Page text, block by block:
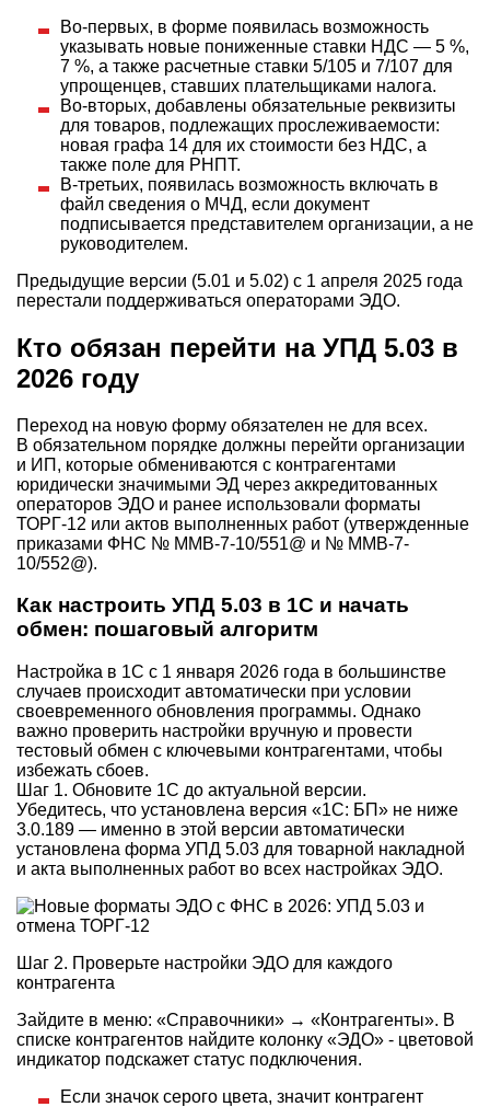
Во-первых, в форме появилась возможность
указывать новые пониженные ставки НДС — 5 %,
7 %, а также расчетные ставки 5/105 и 7/107 для
упрощенцев, ставших плательщиками налога.
Во-вторых, добавлены обязательные реквизиты
для товаров, подлежащих прослеживаемости:
новая графа 14 для их стоимости без НДС, а
также поле для РНПТ.
В-третьих, появилась возможность включать в
файл сведения о МЧД, если документ
подписывается представителем организации, а не
руководителем.
Предыдущие версии (5.01 и 5.02) с 1 апреля 2025 года
перестали поддерживаться операторами ЭДО.
Кто обязан перейти на УПД 5.03 в
2026 году
Переход на новую форму обязателен не для всех.
В обязательном порядке должны перейти организации
и ИП, которые обмениваются с контрагентами
юридически значимыми ЭД через аккредитованных
операторов ЭДО и ранее использовали форматы
ТОРГ-12 или актов выполненных работ (утвержденные
приказами ФНС № ММВ-7-10/551@ и № ММВ-7-
10/552@).
Как настроить УПД 5.03 в 1С и начать
обмен: пошаговый алгоритм
Настройка в 1С с 1 января 2026 года в большинстве
случаев происходит автоматически при условии
своевременного обновления программы. Однако
важно проверить настройки вручную и провести
тестовый обмен с ключевыми контрагентами, чтобы
избежать сбоев.
Шаг 1. Обновите 1С до актуальной версии.
Убедитесь, что установлена версия «1С: БП» не ниже
3.0.189 — именно в этой версии автоматически
установлена форма УПД 5.03 для товарной накладной
и акта выполненных работ во всех настройках ЭДО.
Шаг 2. Проверьте настройки ЭДО для каждого
контрагента
Зайдите в меню: «Справочники» → «Контрагенты». В
списке контрагентов найдите колонку «ЭДО» - цветовой
индикатор подскажет статус подключения.
Если значок серого цвета, значит контрагент